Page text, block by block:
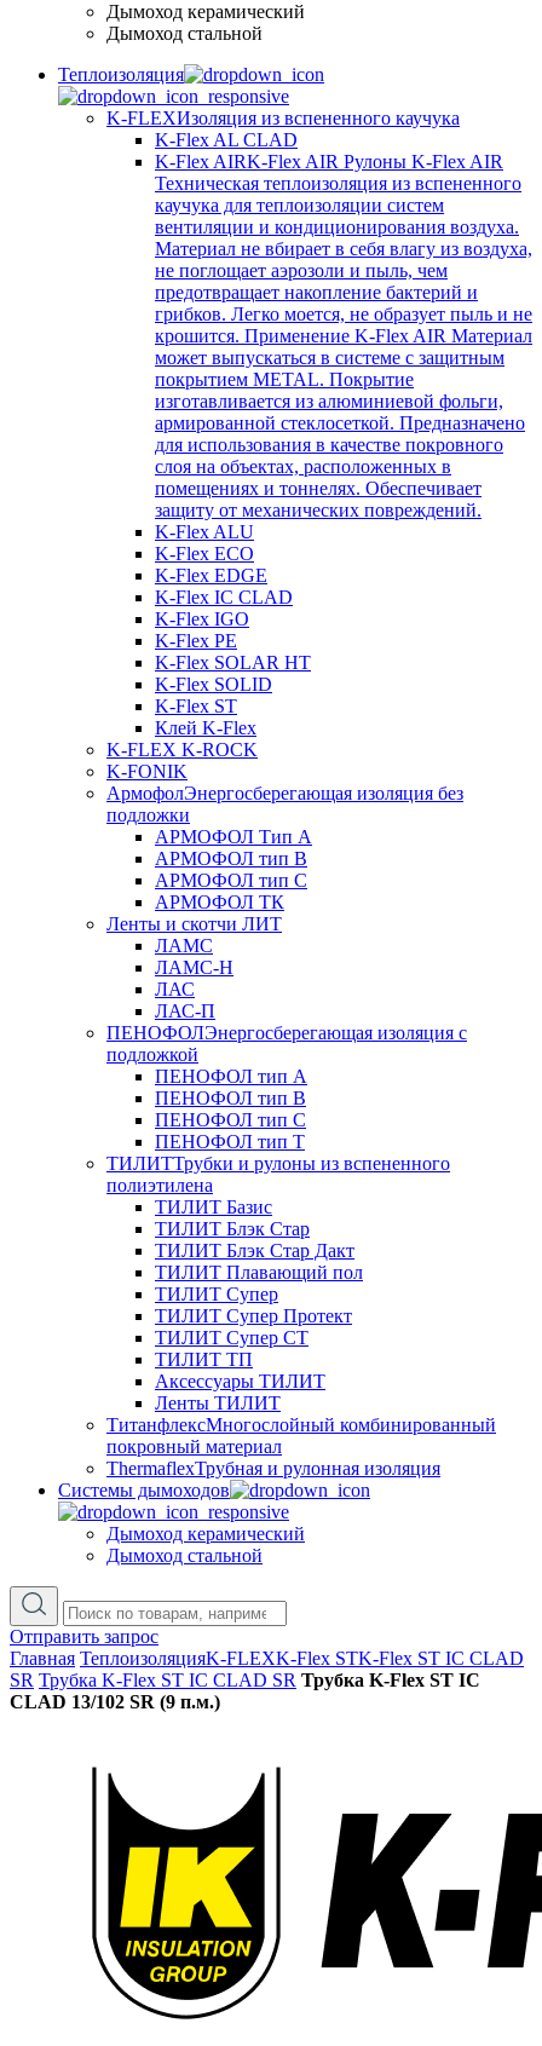
Дымоход керамический
Дымоход стальной
Теплоизоляция
K-FLEXИзоляция из вспененного каучука
K-Flex AL CLAD
K-Flex AIRK-Flex AIR Рулоны K-Flex AIR
Техническая теплоизоляция из вспененного
каучука для теплоизоляции систем
вентиляции и кондиционирования воздуха.
Материал не вбирает в себя влагу из воздуха,
не поглощает аэрозоли и пыль, чем
предотвращает накопление бактерий и
грибков. Легко моется, не образует пыль и не
крошится. Применение K-Flex AIR Материал
может выпускаться в системе c защитным
покрытием METAL. Покрытие
изготавливается из алюминиевой фольги,
армированной стеклосеткой. Предназначено
для использования в качестве покровного
слоя на объектах, расположенных в
помещениях и тоннелях. Обеспечивает
защиту от механических повреждений.
K-Flex ALU
K-Flex ECO
K-Flex EDGE
K-Flex IC CLAD
K-Flex IGO
K-Flex PE
K-Flex SOLAR HT
K-Flex SOLID
K-Flex ST
Клей K-Flex
K-FLEX K-ROCK
K-FONIK
АрмофолЭнергосберегающая изоляция без
подложки
АРМОФОЛ Тип А
АРМОФОЛ тип В
АРМОФОЛ тип C
АРМОФОЛ ТК
Ленты и скотчи ЛИТ
ЛАМС
ЛАМС-Н
ЛАС
ЛАС-П
ПЕНОФОЛЭнергосберегающая изоляция с
подложкой
ПЕНОФОЛ тип А
ПЕНОФОЛ тип B
ПЕНОФОЛ тип C
ПЕНОФОЛ тип T
ТИЛИТТрубки и рулоны из вспененного
полиэтилена
ТИЛИТ Базис
ТИЛИТ Блэк Стар
ТИЛИТ Блэк Стар Дакт
ТИЛИТ Плавающий пол
ТИЛИТ Супер
ТИЛИТ Супер Протект
ТИЛИТ Супер СТ
ТИЛИТ ТП
Аксессуары ТИЛИТ
Ленты ТИЛИТ
ТитанфлексМногослойный комбинированный
покровный материал
ThermaflexТрубная и рулонная изоляция
Cистемы дымоходов
Дымоход керамический
Дымоход стальной
Отправить запрос
Главная ТеплоизоляцияK-FLEXK-Flex STK-Flex ST IC CLAD
SR Трубка K-Flex ST IС CLAD SR Трубка K-Flex ST IС
CLAD 13/102 SR (9 п.м.)